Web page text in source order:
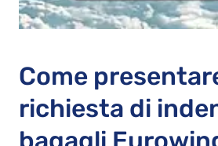
Come
richiesta di